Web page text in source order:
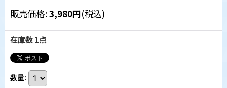
販売価格:3,980円(税込)
在庫数 1点
数量: